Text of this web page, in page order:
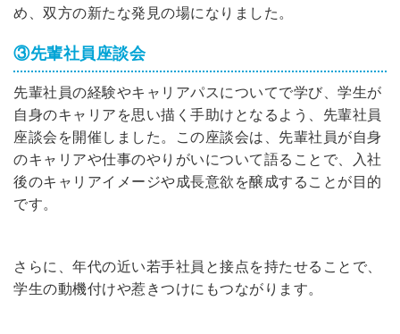
め、双方の新たな発見の場になりました。
③先輩社員座談会
先輩社員の経験やキャリアパスについてで学び、学生が
自身のキャリアを思い描く手助けとなるよう、先輩社員
座談会を開催しました。
この座談会は、先輩社員が自身
のキャリアや仕事のやりがいについて語ることで、入社
後のキャリアイメージや成長意欲を醸成することが目的
です。
さらに、年代の近い若手社員と接点を持たせることで、
学生の動機付けや惹きつけにもつながります。
忘れですか？
ログイン
利用規約 と個人情報の取り扱い について
同意のうえ
登録する